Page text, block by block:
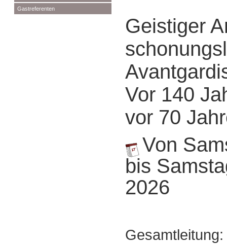
Gastreferenten
Geistiger
Vor 140
vor 70
Von
bis
2026
Gesamtleitung: